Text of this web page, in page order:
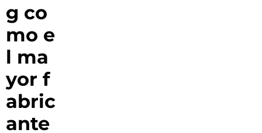
g co
mo e
l ma
yor f
abric
ante